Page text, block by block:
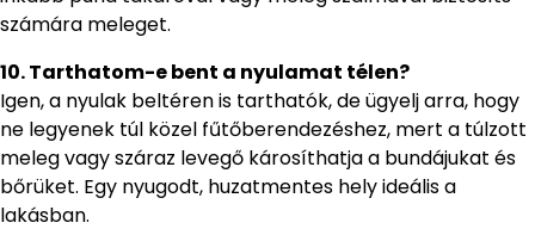
számára meleget.
10. Tarthatom-e bent a nyulamat télen?
Igen, a nyulak beltéren is tarthatók, de ügyelj arra, hogy
ne legyenek túl közel fűtőberendezéshez, mert a túlzott
meleg vagy száraz levegő károsíthatja a bundájukat és
bőrüket. Egy nyugodt, huzatmentes hely ideális a
lakásban.